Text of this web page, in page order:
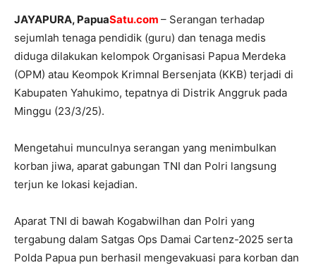
JAYAPURA, PapuaSatu.com – Serangan terhadap
sejumlah tenaga pendidik (guru) dan tenaga medis
diduga dilakukan kelompok Organisasi Papua Merdeka
(OPM) atau Keompok Krimnal Bersenjata (KKB) terjadi di
Kabupaten Yahukimo, tepatnya di Distrik Anggruk pada
Minggu (23/3/25).
Mengetahui munculnya serangan yang menimbulkan
korban jiwa, aparat gabungan TNI dan Polri langsung
terjun ke lokasi kejadian.
Aparat TNI di bawah Kogabwilhan dan Polri yang
tergabung dalam Satgas Ops Damai Cartenz-2025 serta
Polda Papua pun berhasil mengevakuasi para korban dan